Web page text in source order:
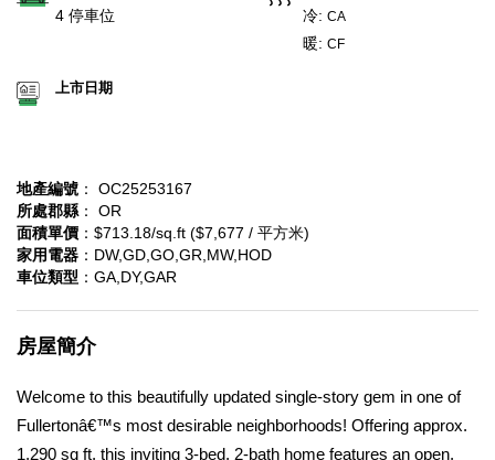
4 停車位 冷: CA
暖: CF
上市日期
地產編號 ： OC25253167
所處郡縣 ： OR
面積單價 ：$713.18/sq.ft ($7,677 / 平方米)
家用電器 ：DW,GD,GO,GR,MW,HOD
車位類型 ：GA,DY,GAR
房屋簡介
Welcome to this beautifully updated single-story gem in one of
Fullertonâ€™s most desirable neighborhoods! Offering approx.
1,290 sq ft, this inviting 3-bed, 2-bath home features an open,